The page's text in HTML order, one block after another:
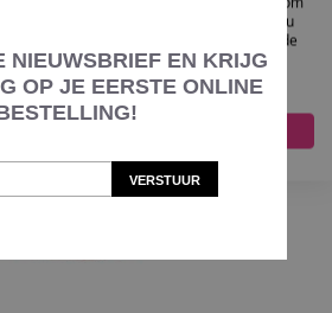
NIEUWSBRIEF EN KRIJG
OP JE EERSTE ONLINE
VERSTUUR
inhoud te tonen en om u
te bieden. Voor meer informatie over de
u de instellingen.